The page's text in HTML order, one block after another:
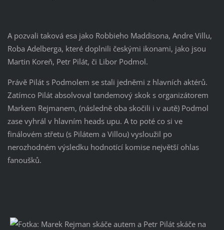
A pozvali taková esa jako Robbieho Maddisona, Andre Villu,
Roba Adelberga, které doplnili českými ikonami, jako jsou
Martin Koreň, Petr Pilát, či Libor Podmol.
Právě Pilát s Podmolem se stali jedněmi z hlavních aktérů.
Zatímco Pilát absolvoval tandemový skok s organizátorem
Markem Rejmanem, (následně oba skočili i v autě) Podmol
zase vyhrál v hlavním heads upu. A to poté co si ve
finálovém střetu (s Pilátem a Villou) vysloužil po
nerozhodném výsledku hodnotící komise největší ohlas
fanoušků.